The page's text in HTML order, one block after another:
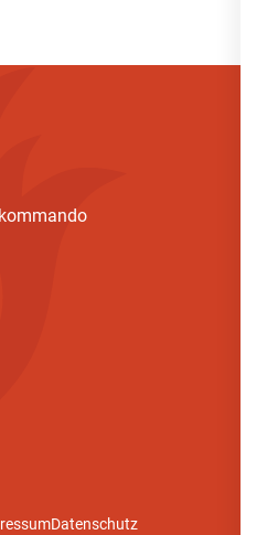
Datenschutz